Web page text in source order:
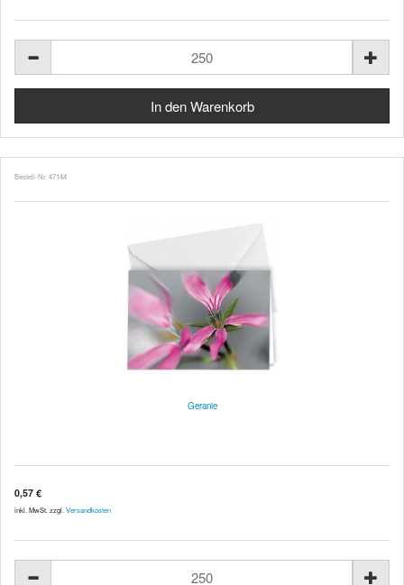
Bestell-Nr. 47144
Geranie
0,57 €
inkl. MwSt. zzgl. Versandkosten